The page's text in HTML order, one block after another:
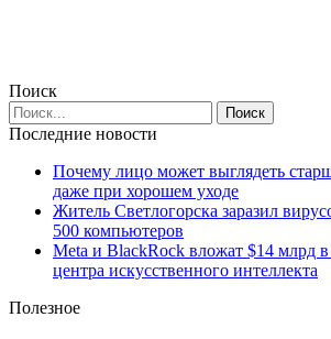
Поиск
Последние новости
Почему лицо может выглядеть
даже при хорошем уходе
Житель Светлогорска заразил
500 компьютеров
Meta и BlackRock вложат $14 млрд в
центра искусственного интеллекта
Полезное